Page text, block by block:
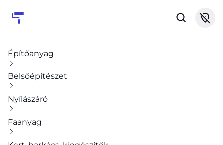
Építőanyag
Belsőépítészet
Nyílászáró
Faanyag